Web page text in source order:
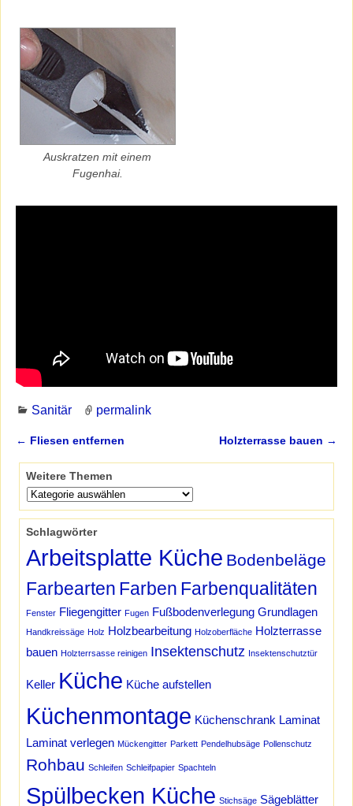
Auskratzen mit einem
Fugenhai.
Sanitär permalink
← Fliesen entfernen Holzterrasse bauen →
Weitere Themen
Schlagwörter
Arbeitsplatte Küche Bodenbeläge
Farbearten Farben Farbenqualitäten
Fenster Fliegengitter Fugen Fußbodenverlegung Grundlagen
Handkreissäge Holz Holzbearbeitung Holzoberfläche Holzterrasse
bauen Holzterrsasse reinigen Insektenschutz Insektenschutztür
Keller Küche Küche aufstellen
Küchenmontage Küchenschrank Laminat
Laminat verlegen Mückengitter Parkett Pendelhubsäge Pollenschutz
Rohbau Schleifen Schleifpapier Spachteln
Spülbecken Küche Stichsäge Sägeblätter